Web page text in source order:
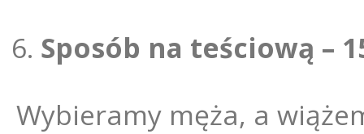
Sposób na teściową –
Wybieramy męża, a